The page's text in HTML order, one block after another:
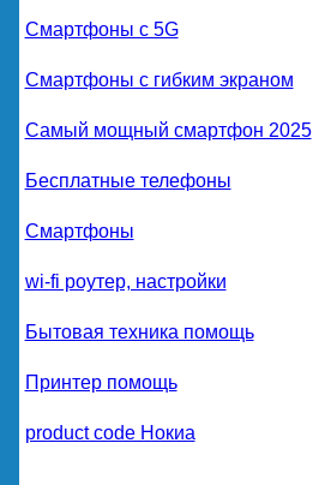
Смартфоны с 5G
Смартфоны с гибким экраном
Самый мощный смартфон 2025
Бесплатные телефоны
Смартфоны
wi-fi роутер, настройки
Бытовая техника помощь
Принтер помощь
product code Нокиа